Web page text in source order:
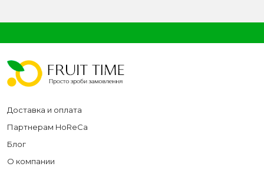
Доставка и оплата
Партнерам HoReCa
Блог
О компании